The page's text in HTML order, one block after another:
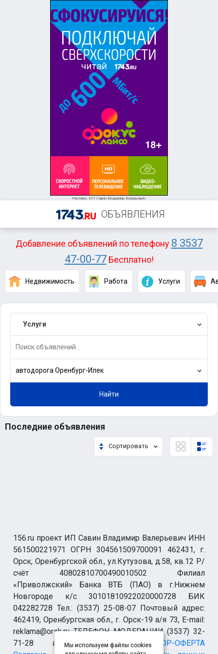
Реклама. ИП Савин Владимир Валерьевич
ОБЪЯВЛЕНИЯ
Добавление объявлений по телефону 8 3537
47-00-77Бесплатно!
Недвижимость Работа Услуги
Услуги
автодорога Оренбург-Илек
Найти
Последние объявления
Сортировать
156.ru проект ИП Савин Владимир Валерьевич ИНН
561500221971 ОГРН 304561509700091 462431, г.
Орск, Оренбургской обл., ул.Кутузова, д.58, кв.12 Р/
счёт 40802810700490010502 Филиал
«Приволжский» Банка ВТБ (ПАО) в г.Нижнем
Новгороде к/с 30101810922020000728 БИК
042282728 Тел.: (3537) 25-08-07 Почтовый адрес:
462419, Оренбургская обл., г. Орск-19 а/я 73, E-mail:
reklama@orsk.ru ТЕЛЕФОН МОДЕРАЦИИ (3537) 32-
71-28 allsupport@orsk.ruДОГОВОР-ОФЕРТА
Мы используем файлы cookies